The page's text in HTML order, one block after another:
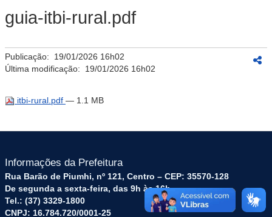
guia-itbi-rural.pdf
Publicação: 19/01/2026 16h02
Última modificação: 19/01/2026 16h02
itbi-rural.pdf — 1.1 MB
Informações da Prefeitura
Rua Barão de Piumhi, nº 121, Centro – CEP: 35570-128
De segunda a sexta-feira, das 9h às 16h
Tel.: (37) 3329-1800
CNPJ: 16.784.720/0001-25